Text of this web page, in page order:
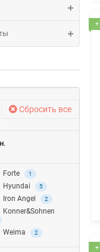
Сбросить все
Forte 1
Hyundai 5
Iron Angel 2
Konner&Sohnen
Weima 2
+
+